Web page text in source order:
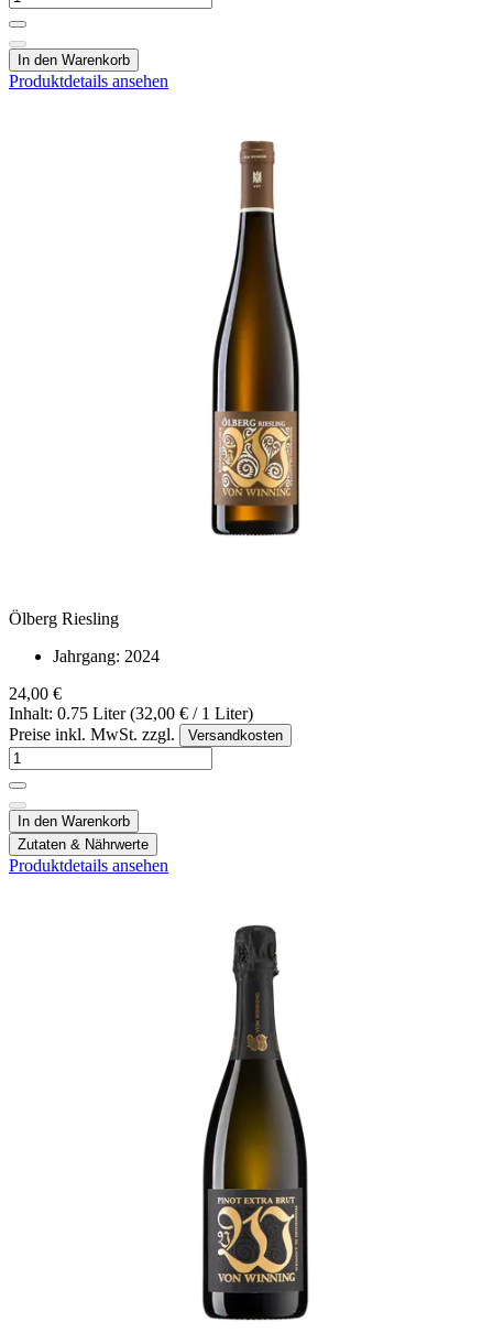
In den Warenkorb
Produktdetails ansehen
Ölberg Riesling
Jahrgang: 2024
24,00 €
Inhalt: 0.75 Liter (32,00 € / 1 Liter)
Preise inkl. MwSt. zzgl.
Versandkosten
In den Warenkorb
Zutaten & Nährwerte
Produktdetails ansehen